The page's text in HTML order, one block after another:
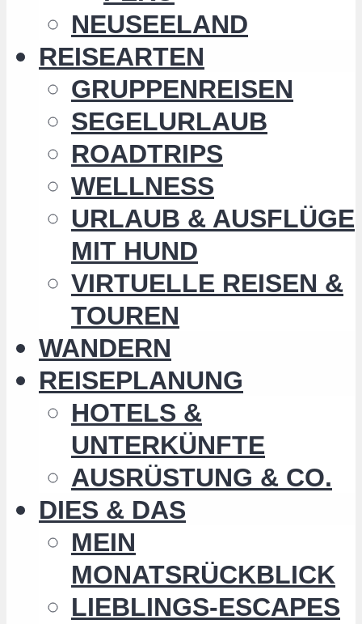
NEUSEELAND
REISEARTEN
GRUPPENREISEN
SEGELURLAUB
ROADTRIPS
WELLNESS
URLAUB & AUSFLÜGE
MIT HUND
VIRTUELLE REISEN &
TOUREN
WANDERN
REISEPLANUNG
HOTELS &
UNTERKÜNFTE
AUSRÜSTUNG & CO.
DIES & DAS
MEIN
MONATSRÜCKBLICK
LIEBLINGS-ESCAPES